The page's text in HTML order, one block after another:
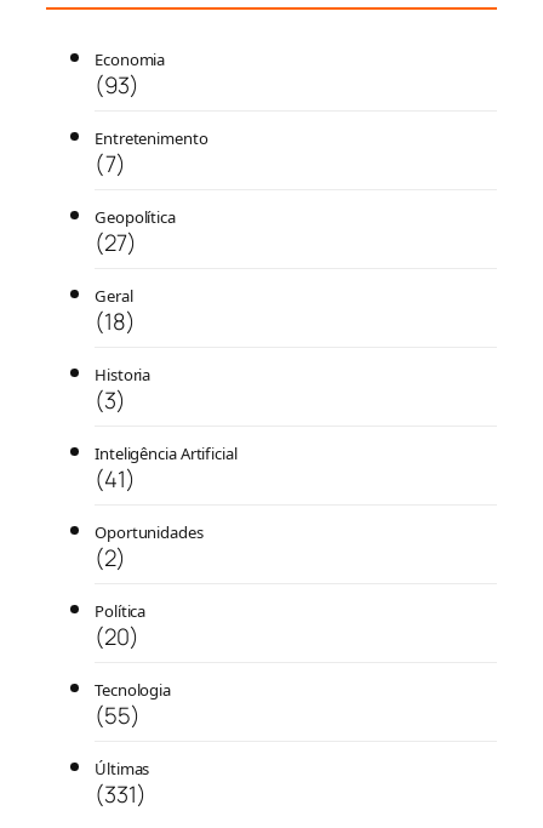
Economia
(93)
Entretenimento
(7)
Geopolítica
(27)
Geral
(18)
Historia
(3)
Inteligência Artificial
(41)
Oportunidades
(2)
Política
(20)
Tecnologia
(55)
Últimas
(331)